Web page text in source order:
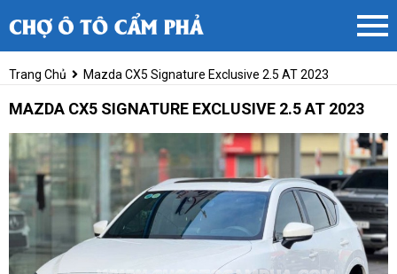
Trang Chủ Mazda CX5 Signature Exclusive 2.5 AT 2023
MAZDA CX5 SIGNATURE EXCLUSIVE 2.5 AT 2023